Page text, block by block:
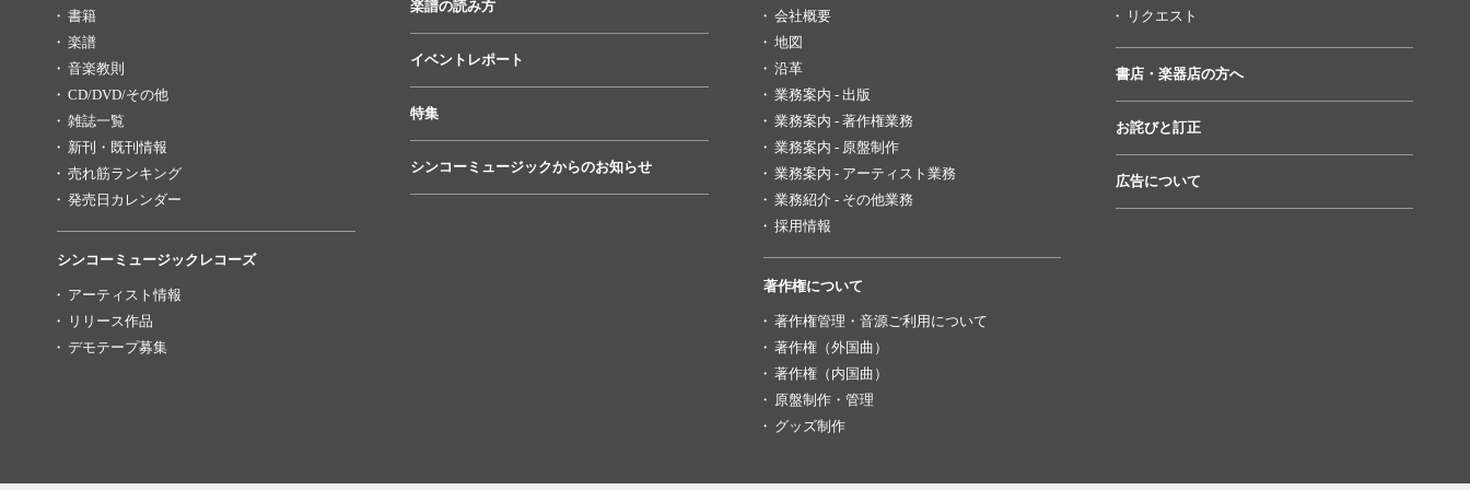
書籍
楽譜
音楽教則
CD/DVD/その他
雑誌一覧
新刊・既刊情報
売れ筋ランキング
発売日カレンダー
シンコーミュージックレコーズ
アーティスト情報
リリース作品
デモテープ募集
楽譜の読み方
イベントレポート
特集
シンコーミュージックからのお知らせ
会社概要
地図
沿革
業務案内 - 出版
業務案内 - 著作権業務
業務案内 - 原盤制作
業務案内 - アーティスト業務
業務紹介 - その他業務
採用情報
著作権について
著作権管理・音源ご利用について
著作権（外国曲）
著作権（内国曲）
原盤制作・管理
グッズ制作
リクエスト
書店・楽器店の方へ
お詫びと訂正
広告について